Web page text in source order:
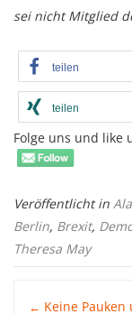
sei nicht Mitglied
teilen
teilen
Folge uns und like
Veröffentlicht in
Berlin, Brexit,
Theresa May
← Keine Pauken